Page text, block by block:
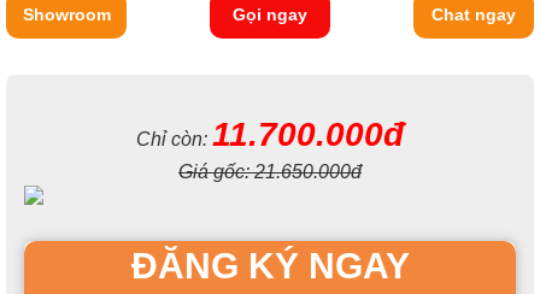
Showroom Gọi ngay Chat ngay
Chỉ còn: 11.700.000đ
Giá gốc:21.650.000đ
ĐĂNG KÝ NGAY